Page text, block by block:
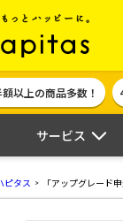
ポイ
以上の商品多数！
サービス
ピタス 「アップグレード